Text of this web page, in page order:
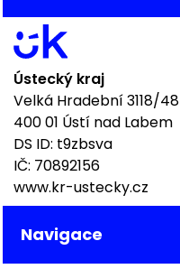
Ústecký kraj
Velká Hradební 3118/48
400 01 Ústí nad Labem
DS ID: t9zbsva
IČ: 70892156
www.kr-ustecky.cz
Navigace